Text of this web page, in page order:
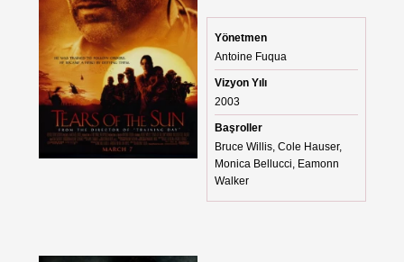
Yönetmen
Antoine Fuqua
Vizyon Yılı
2003
Başroller
Bruce Willis, Cole Hauser,
Monica Bellucci, Eamonn
Walker